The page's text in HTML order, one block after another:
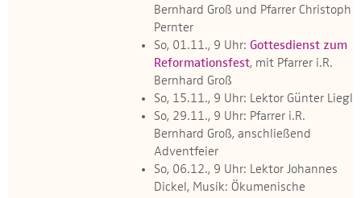
Bernhard Groß und Pfarrer Christoph
Pernter
So, 01.11., 9 Uhr: Gottesdienst zum
Reformationsfest, mit Pfarrer i.R.
Bernhard Groß
So, 15.11., 9 Uhr: Lektor Günter Liegl
So, 29.11., 9 Uhr: Pfarrer i.R.
Bernhard Groß, anschließend
Adventfeier
So, 06.12., 9 Uhr: Lektor Johannes
Dickel, Musik: Ökumenische